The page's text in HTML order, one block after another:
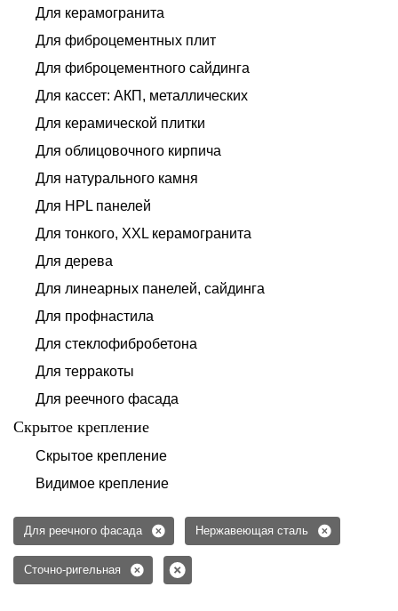
Для керамогранита
Для фиброцементных плит
Для фиброцементного сайдинга
Для кассет: АКП, металлических
Для керамической плитки
Для облицовочного кирпича
Для натурального камня
Для HPL панелей
Для тонкого, XXL керамогранита
Для дерева
Для линеарных панелей, сайдинга
Для профнастила
Для стеклофибробетона
Для терракоты
Для реечного фасада
Скрытое крепление
Скрытое крепление
Видимое крепление
Для реечного фасада Нержавеющая сталь
Сточно-ригельная